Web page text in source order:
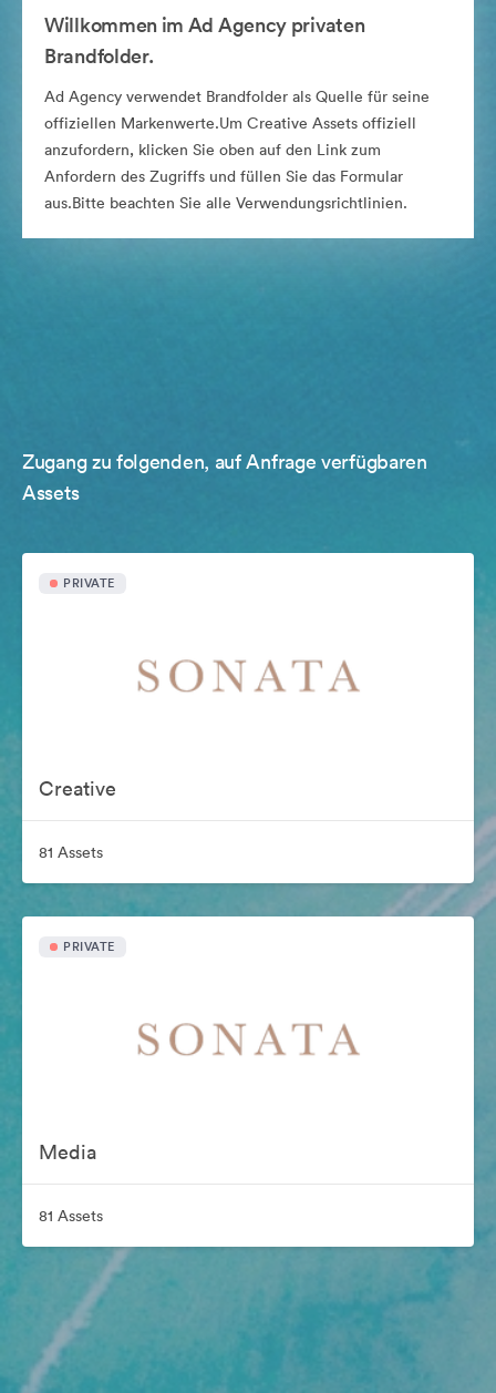
Willkommen im Ad Agency privaten
Brandfolder.
Ad Agency verwendet Brandfolder als Quelle für seine
offiziellen Markenwerte.Um Creative Assets offiziell
anzufordern, klicken Sie oben auf den Link zum
Anfordern des Zugriffs und füllen Sie das Formular
aus.Bitte beachten Sie alle Verwendungsrichtlinien.
Zugang zu folgenden, auf Anfrage verfügbaren
Assets
PRIVATE
Creative
81 Assets
PRIVATE
Media
81 Assets